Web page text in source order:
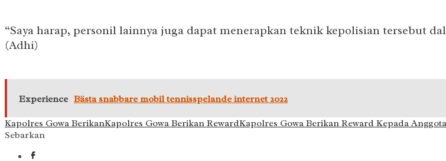
“Saya harap, personil lainnya juga dapat menerapkan teknik kepolisian tersebut
(Adhi)
Experience Bästa snabbare mobil tennisspelande internet 2022
Kapolres Gowa BerikanKapolres Gowa Berikan RewardKapolres Gowa Berikan Reward Kepada
Sebarkan